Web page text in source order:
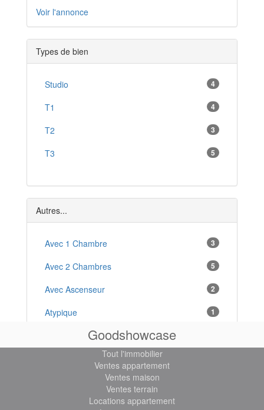
Voir l'annonce
Types de bien
Studio 4
T1 4
T2 3
T3 5
Autres...
Avec 1 Chambre 3
Avec 2 Chambres 5
Avec Ascenseur 2
Atypique 1
En Bord De Mer
Avec Cheminée
Goodshowcase
Tout l'immobilier
Ventes appartement
Ventes maison
Ventes terrain
Locations appartement